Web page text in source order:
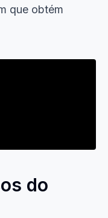
que obtém
do